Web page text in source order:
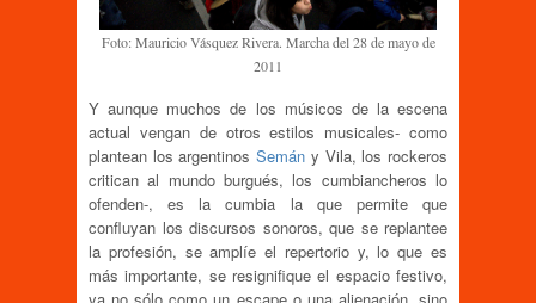
Foto: Mauricio Vásquez Rivera. Marcha del 28 de mayo de
2011
Y aunque muchos de los músicos de la escena
actual vengan de otros estilos musicales- como
plantean los argentinosSemán y Vila, los rockeros
critican al mundo burgués, los cumbiancheros lo
ofenden-, es la cumbia la que permite que
confluyan los discursos sonoros, que se replantee
la profesión, se amplíe el repertorio y, lo que es
más importante, se resignifique el espacio festivo,